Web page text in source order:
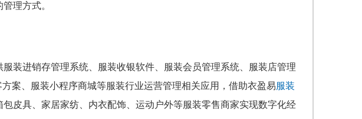
管理方式。
装进销存管理系统、服装收银软件、服装会员管理系统、服装店管理
案、服装小程序商城等服装行业运营管理相关应用，借助衣盈易服装
皮具、家居家纺、内衣配饰、运动户外等服装零售商家实现数字化经